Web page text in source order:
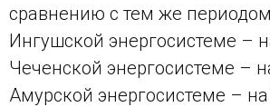
сравнению с тем же периодом
Ингушской энергосистеме –
Чеченской энергосистеме –
Амурской энергосистеме – на